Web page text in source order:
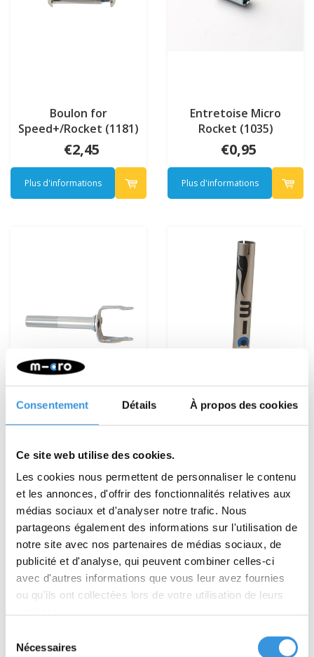
Consentement Détails À propos des cookies
Ce site web utilise des cookies.
Les cookies nous permettent de personnaliser le contenu
et les annonces, d'offrir des fonctionnalités relatives aux
médias sociaux et d'analyser notre trafic. Nous
partageons également des informations sur l'utilisation de
notre site avec nos partenaires de médias sociaux, de
publicité et d'analyse, qui peuvent combiner celles-ci
avec d'autres informations que vous leur avez fournies
ou qu'ils ont collectées lors de votre utilisation de leurs
Nécessaires
Boulon for
Speed+/Rocket (1181)
€2,45
Plus d'informations
Entretoise Micro
Rocket (1035)
€0,95
Plus d'informations
Rocket (1093)
€11,95
Plus d'informations
€9,95
Plus d'informations